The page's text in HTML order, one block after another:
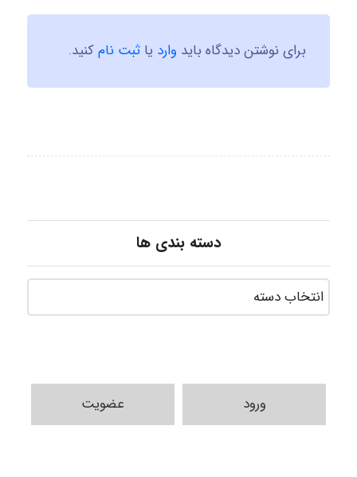
برای نوشتن دیدگاه باید وارد یا ثبت نامکنید.
دسته بندی ها
ورود عضویت